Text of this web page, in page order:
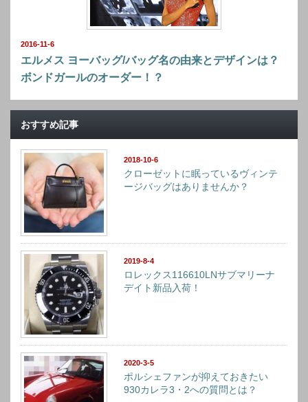
2016-11-6
エルメス ヨーバッグ/バッグ名の由来とデザインは？
ボンドガールのオーダー！？
おすすめ記事
2018-10-6
クローゼットに眠っているヴィンテ
ージバッグはありませんか？
2019-8-4
ロレックス116610LNサブマリーナ
デイト新品入荷！
2020-3-5
ポルシェファンが抑えておきたい
930カレラ3・2への質問とは？